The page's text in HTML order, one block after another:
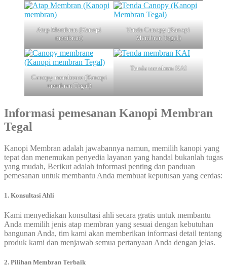
Atap Membran (Kanopi
membran)
Tenda Canopy (Kanopi
Membran Tegal)
Canopy membrane (Kanopi
membran Tegal)
Tenda membran KAI
Informasi pemesanan Kanopi Membran
Tegal
Kanopi Membran adalah jawabannya namun, memilih kanopi yang
tepat dan menemukan penyedia layanan yang handal bukanlah tugas
yang mudah, Berikut adalah informasi penting dan panduan
pemesanan untuk membantu Anda membuat keputusan yang cerdas:
1. Konsultasi Ahli
Kami menyediakan konsultasi ahli secara gratis untuk membantu
Anda memilih jenis atap membran yang sesuai dengan kebutuhan
bangunan Anda, tim kami akan memberikan informasi detail tentang
produk kami dan menjawab semua pertanyaan Anda dengan jelas.
2. Pilihan Membran Terbaik